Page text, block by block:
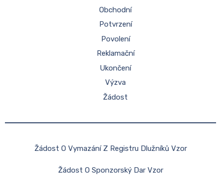
Obchodní
Potvrzení
Povolení
Reklamační
Ukončení
Výzva
Žádost
Žádost O Vymazání Z Registru Dlužníků Vzor
Žádost O Sponzorský Dar Vzor